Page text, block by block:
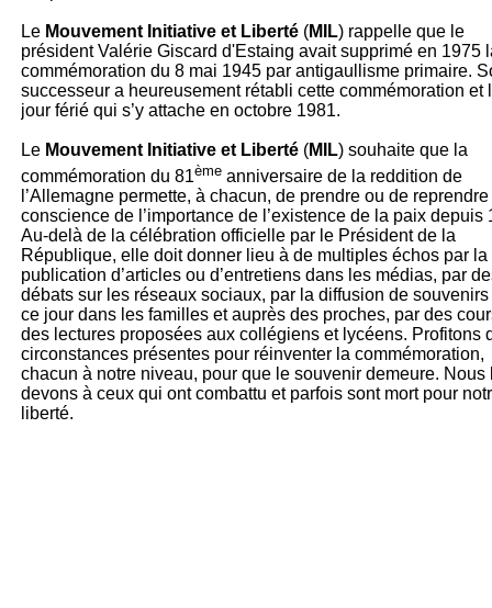
Le Mouvement Initiative et Liberté (MIL) rappelle que le
président Valérie Giscard d'Estaing avait supprimé en 1975
commémoration du 8 mai 1945 par antigaullisme primaire.
successeur a heureusement rétabli cette commémoration et
jour férié qui s’y attache en octobre 1981.
Le Mouvement Initiative et Liberté (MIL) souhaite que la
commémoration du 81ème anniversaire de la reddition de
l’Allemagne permette, à chacun, de prendre ou de reprendre
conscience de l’importance de l’existence de la paix depuis
Au-delà de la célébration officielle par le Président de la
République, elle doit donner lieu à de multiples échos par la
publication d’articles ou d’entretiens dans les médias, par
débats sur les réseaux sociaux, par la diffusion de souvenirs
ce jour dans les familles et auprès des proches, par des
des lectures proposées aux collégiens et lycéens. Profitons
circonstances présentes pour réinventer la commémoration,
chacun à notre niveau, pour que le souvenir demeure. Nous
devons à ceux qui ont combattu et parfois sont mort pour
liberté.